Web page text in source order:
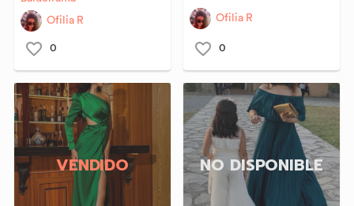
Ofilia R
0
Ofilia R
0
VENDIDO NO DISPONIBLE